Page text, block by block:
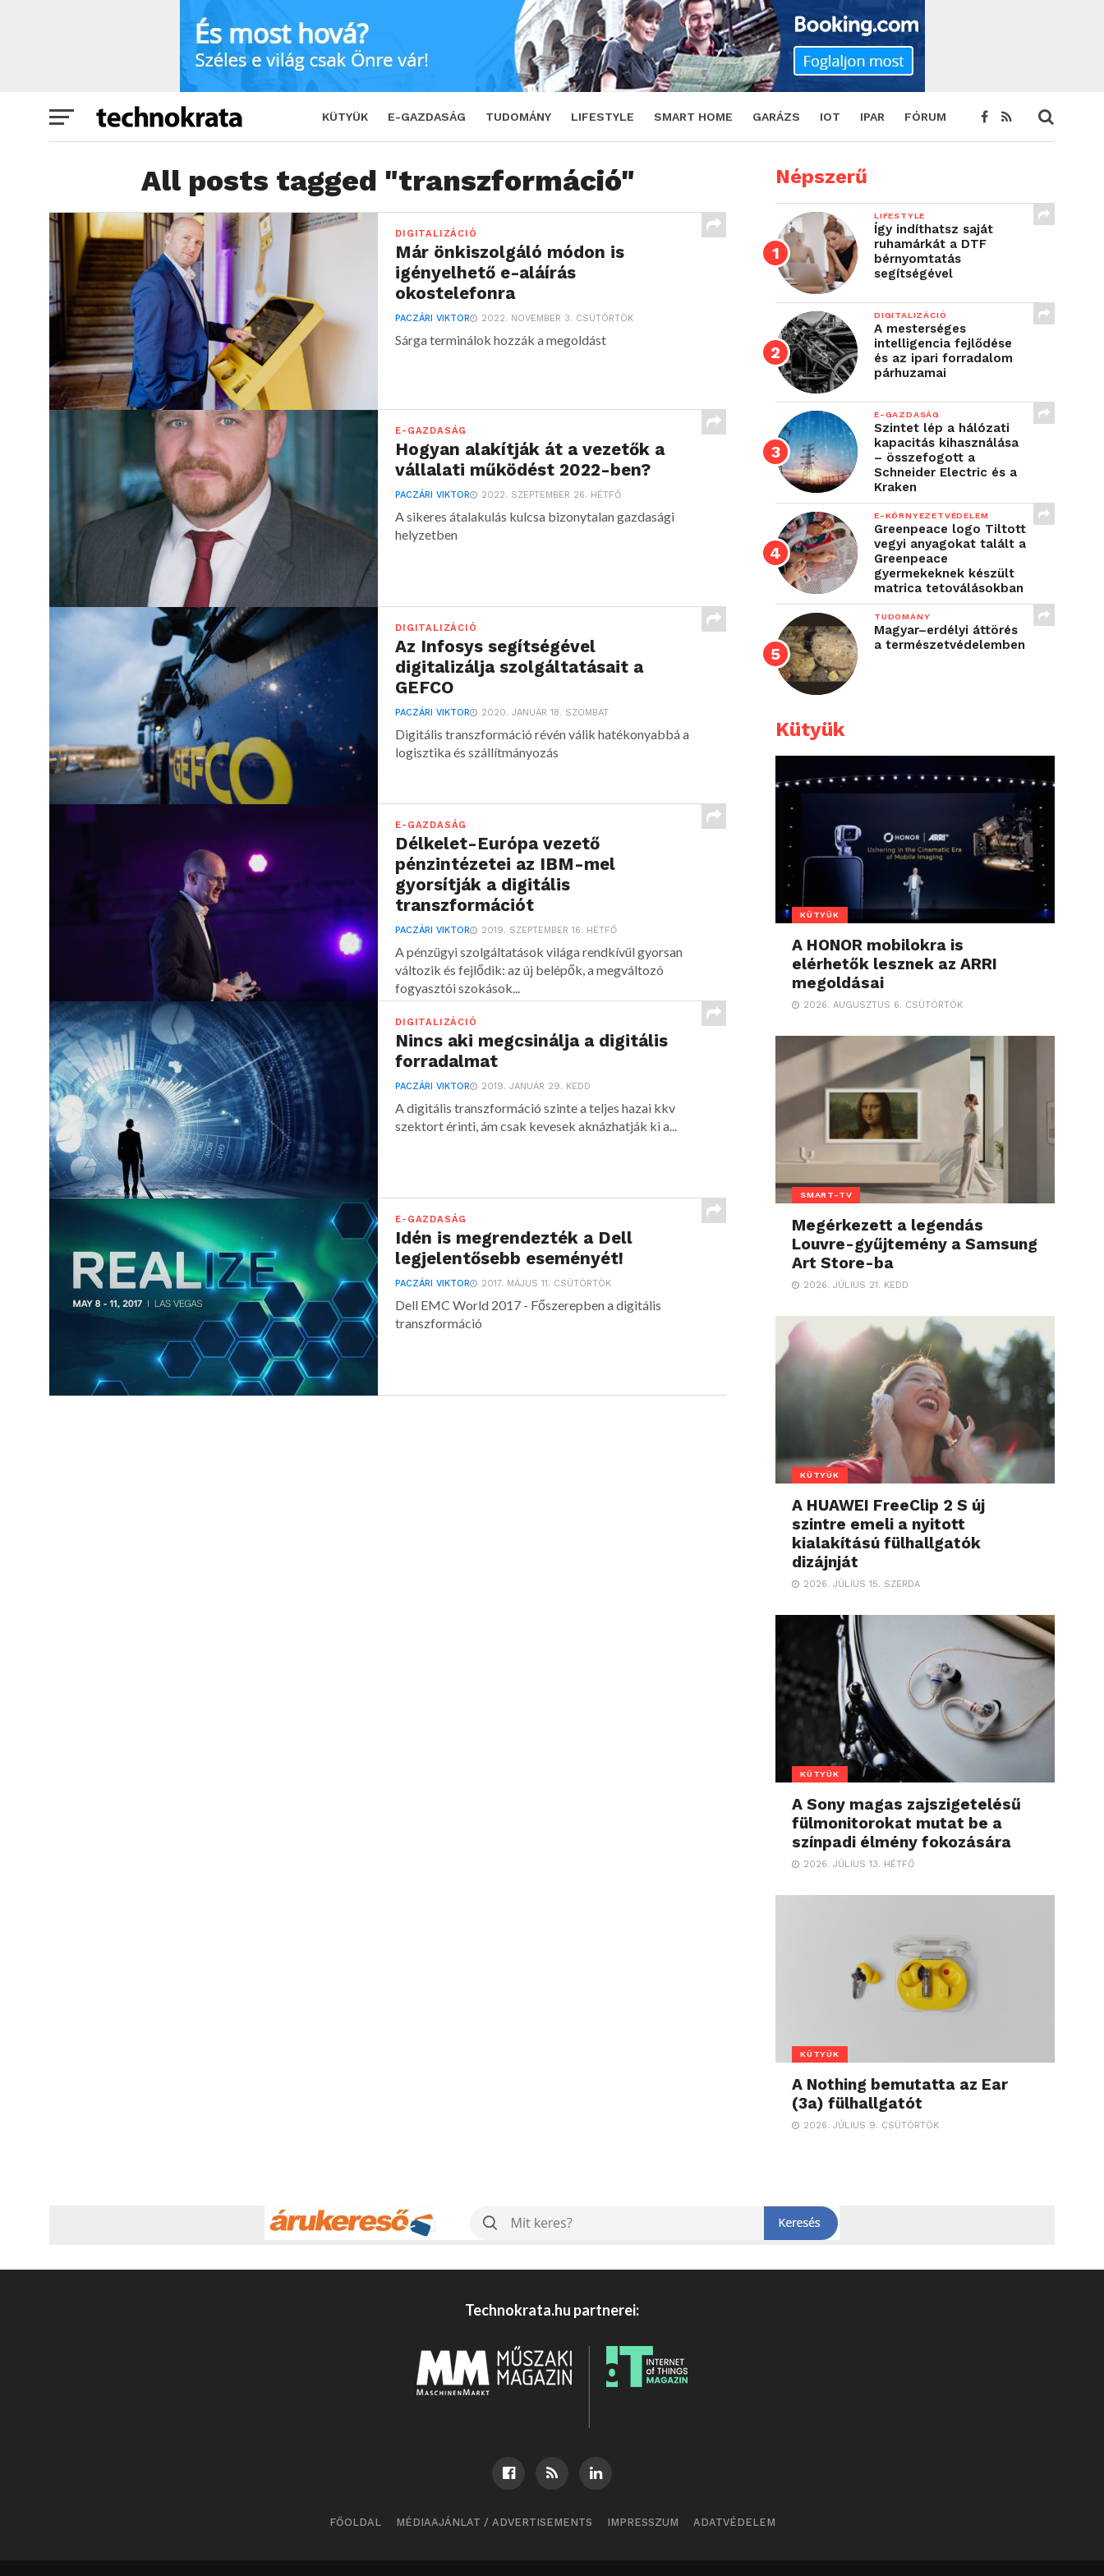
KÜTYÜK E-GAZDASÁG TUDOMÁNY LIFESTYLE SMART HOME GARÁZS IOT IPAR FÓRUM
All posts tagged "transzformáció"
DIGITALIZÁCIÓ
Már önkiszolgáló módon is
igényelhető e-aláírás
okostelefonra
PACZÁRI VIKTOR 2022. NOVEMBER 3. CSÜTÖRTÖK
Sárga terminálok hozzák a megoldást
E-GAZDASÁG
Hogyan alakítják át a vezetők a
vállalati működést 2022-ben?
PACZÁRI VIKTOR 2022. SZEPTEMBER 26. HÉTFŐ
A sikeres átalakulás kulcsa bizonytalan gazdasági
helyzetben
DIGITALIZÁCIÓ
Az Infosys segítségével
digitalizálja szolgáltatásait a
GEFCO
PACZÁRI VIKTOR 2020. JANUÁR 18. SZOMBAT
Digitális transzformáció révén válik hatékonyabbá a
logisztika és szállítmányozás
E-GAZDASÁG
Délkelet-Európa vezető
pénzintézetei az IBM-mel
gyorsítják a digitális
transzformációt
PACZÁRI VIKTOR 2019. SZEPTEMBER 16. HÉTFŐ
A pénzügyi szolgáltatások világa rendkívül gyorsan
változik és fejlődik: az új belépők, a megváltozó
fogyasztói szokások...
DIGITALIZÁCIÓ
Nincs aki megcsinálja a digitális
forradalmat
PACZÁRI VIKTOR 2019. JANUÁR 29. KEDD
A digitális transzformáció szinte a teljes hazai kkv
szektort érinti, ám csak kevesek aknázhatják ki a...
E-GAZDASÁG
Idén is megrendezték a Dell
legjelentősebb eseményét!
PACZÁRI VIKTOR 2017. MÁJUS 11. CSÜTÖRTÖK
Dell EMC World 2017 - Főszerepben a digitális
transzformáció
Népszerű
LIFESTYLE
Így indíthatsz saját
ruhamárkát a DTF
bérnyomtatás
segítségével
DIGITALIZÁCIÓ
A mesterséges
intelligencia fejlődése
és az ipari forradalom
párhuzamai
E-GAZDASÁG
Szintet lép a hálózati
kapacitás kihasználása
– összefogott a
Schneider Electric és a
Kraken
E-KÖRNYEZETVÉDELEM
Greenpeace logo Tiltott
vegyi anyagokat talált a
Greenpeace
gyermekeknek készült
matrica tetoválásokban
TUDOMÁNY
Magyar–erdélyi áttörés
a természetvédelemben
Kütyük
KÜTYÜK
A HONOR mobilokra is
elérhetők lesznek az ARRI
megoldásai
2026. AUGUSZTUS 6. CSÜTÖRTÖK
SMART-TV
Megérkezett a legendás
Louvre-gyűjtemény a Samsung
Art Store-ba
2026. JÚLIUS 21. KEDD
KÜTYÜK
A HUAWEI FreeClip 2 S új
szintre emeli a nyitott
kialakítású fülhallgatók
dizájnját
2026. JÚLIUS 15. SZERDA
KÜTYÜK
A Sony magas zajszigetelésű
fülmonitorokat mutat be a
színpadi élmény fokozására
2026. JÚLIUS 13. HÉTFŐ
KÜTYÜK
A Nothing bemutatta az Ear
(3a) fülhallgatót
2026. JÚLIUS 9. CSÜTÖRTÖK
Technokrata.hu partnerei:
FŐOLDAL MÉDIAAJÁNLAT / ADVERTISEMENTS IMPRESSZUM ADATVÉDELEM